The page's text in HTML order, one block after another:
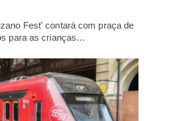
Fest' contará com praça de
para as crianças…